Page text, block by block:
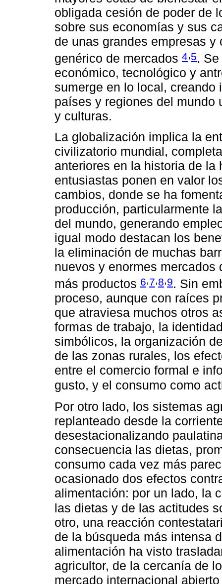
obligada cesión de poder de
sobre sus economías y sus
de unas grandes empresas
genérico de mercados 4 5.
económico, tecnológico y
sumerge en lo local,
países y regiones del mundo
y culturas.
La globalización implica la
civilizatorio mundial,
anteriores en la historia de
entusiastas ponen en valor
cambios, donde se ha
producción, particularmente
del mundo, generando
igual modo destacan los
la eliminación de muchas
nuevos y enormes mercados
más productos 6,7,8,9. Sin
proceso, aunque con raíces
que atraviesa muchos otros
formas de trabajo, la
simbólicos, la organización
de las zonas rurales, los
entre el comercio formal e
gusto, y el consumo como
Por otro lado, los sistemas
replanteado desde la
desestacionalizando
consecuencia las dietas,
consumo cada vez más
ocasionado dos efectos
alimentación: por un lado, la
las dietas y de las actitudes
otro, una reacción
de la búsqueda más intensa
alimentación ha visto
agricultor, de la cercanía de
mercado internacional